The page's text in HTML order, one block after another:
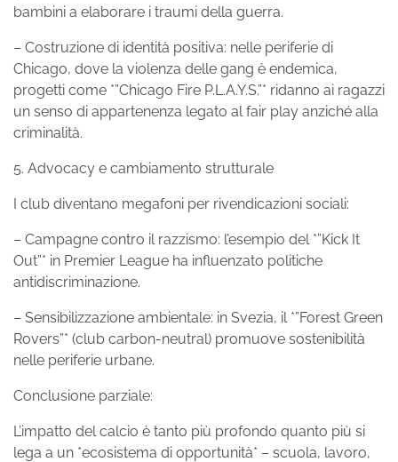
bambini a elaborare i traumi della guerra.
– Costruzione di identità positiva: nelle periferie di
Chicago, dove la violenza delle gang è endemica,
progetti come *”Chicago Fire P.L.A.Y.S.”* ridanno ai ragazzi
un senso di appartenenza legato al fair play anziché alla
criminalità.
5. Advocacy e cambiamento strutturale
I club diventano megafoni per rivendicazioni sociali:
– Campagne contro il razzismo: l’esempio del *”Kick It
Out”* in Premier League ha influenzato politiche
antidiscriminazione.
– Sensibilizzazione ambientale: in Svezia, il *”Forest Green
Rovers”* (club carbon-neutral) promuove sostenibilità
nelle periferie urbane.
Conclusione parziale:
L’impatto del calcio è tanto più profondo quanto più si
lega a un *ecosistema di opportunità* – scuola, lavoro,